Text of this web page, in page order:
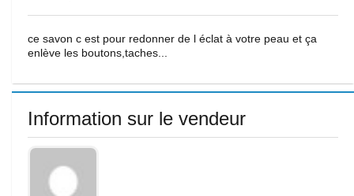
ce savon c est pour redonner de l éclat à votre peau et ça
enlève les boutons,taches...
Information sur le vendeur